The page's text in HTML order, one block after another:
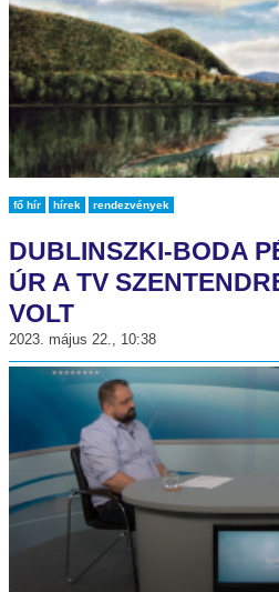
fő hír hírek rendezvények
DUBLINSZKI-BODA
ÚR A TV
VOLT
2023. május 22., 10:38